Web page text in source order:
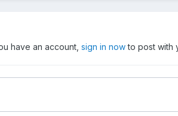
have an account, sign in nowto post with